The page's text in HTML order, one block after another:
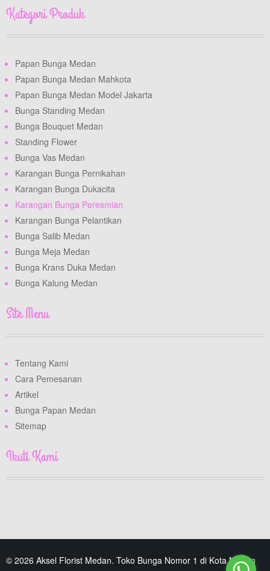
Kategori Produk
Papan Bunga Medan
Papan Bunga Medan Mahkota
Papan Bunga Medan Model Jakarta
Bunga Standing Medan
Bunga Bouquet Medan
Standing Flower
Bunga Vas Medan
Karangan Bunga Pernikahan
Karangan Bunga Dukacita
Karangan Bunga Peresmian
Karangan Bunga Pelantikan
Bunga Salib Medan
Bunga Meja Medan
Bunga Krans Duka Medan
Bunga Kalung Medan
Site Menu
Tentang Kami
Cara Pemesanan
Artikel
Bunga Papan Medan
Sitemap
Ikuti Kami
© 2026 Aksel Florist Medan. Toko Bunga Nomor 1 di Kota Medan